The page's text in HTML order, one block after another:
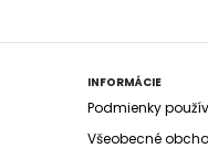
INFORMÁCIE
Podmienky
Všeobecné